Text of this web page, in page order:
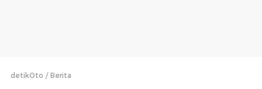
detikOto Berita